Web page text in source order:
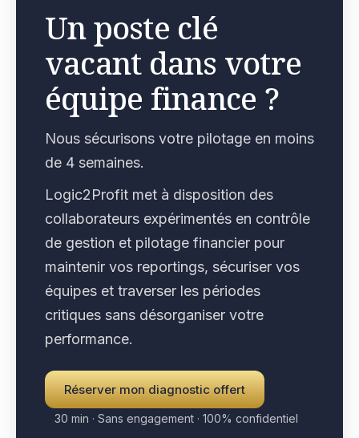
Un poste clé
vacant dans votre
équipe finance ?
Nous sécurisons votre pilotage en moins
de 4 semaines.
Logic2Profit met à disposition des
collaborateurs expérimentés en contrôle
de gestion et pilotage financier pour
maintenir vos reportings, sécuriser vos
équipes et traverser les périodes
critiques sans désorganiser votre
performance.
Réserver mon diagnostic offert
30 min · Sans engagement · 100% confidentiel